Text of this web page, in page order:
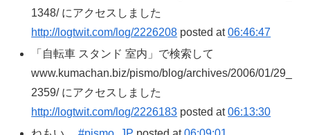
1348/ にアクセスしました
http://logtwit.com/log/2226208 posted at06:46:47
「自転車 スタンド 室内」で検索して
www.kumachan.biz/pismo/blog/archives/2006/01/29_
2359/ にアクセスしました
http://logtwit.com/log/2226183 posted at06:13:30